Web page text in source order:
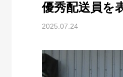
優秀配送員を
2025.07.24